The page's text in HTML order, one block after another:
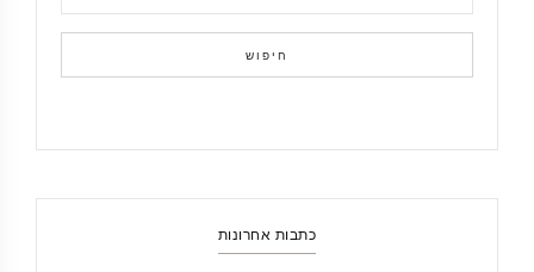
חיפוש
כתבות אחרונות